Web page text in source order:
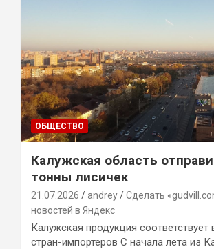
ОБЩЕСТВО
Калужская область
тонны лисичек
21.07.2026 andrey
Сделать
новостей в Яндекс
Калужская продукция
стран-импортеров С начала лета из